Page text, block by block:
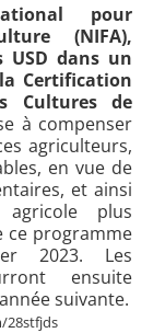
pour
(NIFA),
USD dans un
Certification
Cultures de
à compenser
agriculteurs,
en vue de
et ainsi
plus
ce programme
2023. Les
ensuite
suivante.
28stfjds